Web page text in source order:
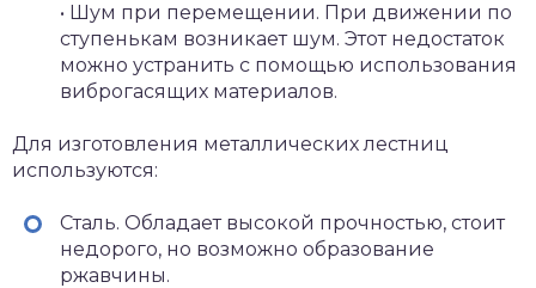
• Шум при перемещении. При движении по
ступенькам возникает шум. Этот недостаток
можно устранить с помощью использования
виброгасящих материалов.
Для изготовления металлических лестниц
используются:
Сталь. Обладает высокой прочностью, стоит
недорого, но возможно образование
ржавчины.